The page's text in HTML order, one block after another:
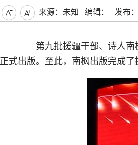
  来源：未知 编辑： 发布
第九批援疆干部、诗人南
正式出版。至此，南枫出版完成了